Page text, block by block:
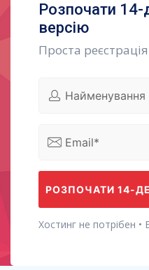
Розпочати 14-
версію
Проста
Хостинг не потрібен